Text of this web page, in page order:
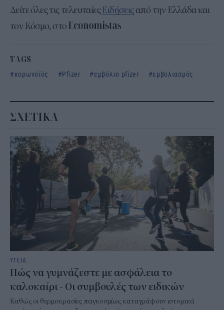
Δείτε όλες τις τελευταίεςΕιδήσειςαπό την Ελλάδα και
τον Κόσμο, στο
TAGS
κορωνοϊός
Pfizer εμβόλιο pfizer εμβολιασμός
ΣΧΕΤΙΚΑ
ΥΓΕΙΑ
Πώς να γυμνάζεστε με ασφάλεια το
καλοκαίρι - Οι συμβουλές των ειδικών
Καθώς οι θερμοκρασίες παγκοσμίως καταγράφουν ιστορικά